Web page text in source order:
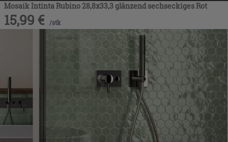
Mosaik Intinta Rubino 28,8x33,3 glänzend sechseckiges Rot
15,99 € /stk